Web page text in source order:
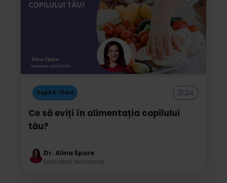
Copil 4-11 ani 31:24
Ce să eviți în alimentația copilului
tău?
Dr. Alina Epure
Consultant Nutriționist